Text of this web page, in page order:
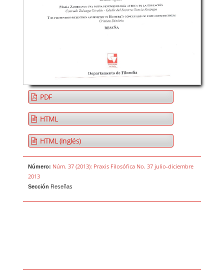
PDF
HTML
HTML (Inglés)
Número: Núm. 37 (2013): Praxis Filosófica No. 37 julio-diciembre
2013
Sección Reseñas